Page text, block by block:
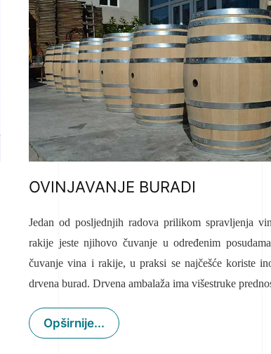
OVINJAVANJE BURADI
Jedan od posljednjih radova prilikom spravljenja
rakije jeste njihovo čuvanje u određenim
čuvanje vina i rakije, u praksi se najčešće koriste
drvena burad. Drvena ambalaža ima višestruke
Opširnije...